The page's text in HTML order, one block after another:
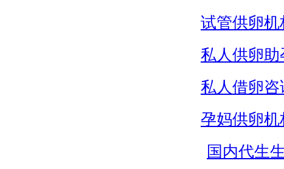
试管供卵机
私人供卵助
私人借卵咨
孕妈供卵机
国内代生